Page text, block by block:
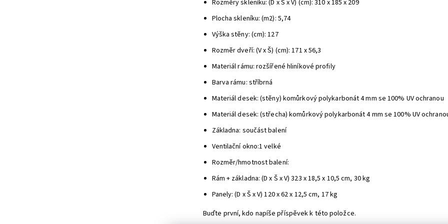
Rozměry skleníku: (D x Š x V) (cm): 310 x 185 x 209
Plocha skleníku: (m2): 5,74
Výška stěny: (cm): 127
Rozměr dveří: (V x Š) (cm): 171 x 56,3
Materiál rámu: rozšířené hliníkové profily
Barva rámu: stříbrná
Materiál desek: (stěny) komůrkový polykarbonát 4 mm se 100% UV ochranou
Materiál desek: (střecha) komůrkový polykarbonát 4 mm se 100% UV
Základna: součást balení
Ventilační okno:1 velké
Rozměr/hmotnost balení:
Rám + základna: (D x Š x V) 323 x 18,5 x 10,5 cm, 30 kg
Panely: (D x Š x V) 120 x 62 x 12,5 cm, 17 kg
Buďte první, kdo napíše příspěvek k této položce.